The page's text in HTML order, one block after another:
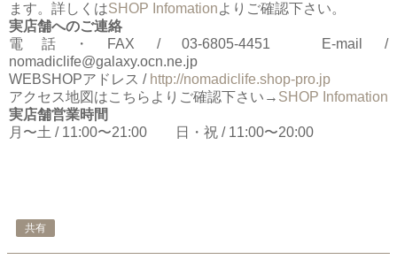
ます。詳しくはSHOP Infomationよりご確認下さい。
実店舗へのご連絡
電話・FAX / 03-6805-4451 E-mail /
nomadiclife@galaxy.ocn.ne.jp
WEBSHOPアドレス / http://nomadiclife.shop-pro.jp
アクセス地図はこちらよりご確認下さい→ SHOP Infomation
実店舗営業時間
月〜土 / 11:00〜21:00 日・祝 / 11:00〜20:00
共有